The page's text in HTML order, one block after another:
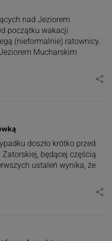
nad Jeziorem
początku wakacji
(nieformalnie) ratownicy.
Mucharskim
share
doszło krótko przed
będącej częścią
ustaleń wynika, że
share